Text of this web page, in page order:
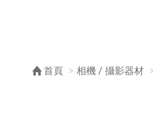
首頁 相機 / 攝影器材